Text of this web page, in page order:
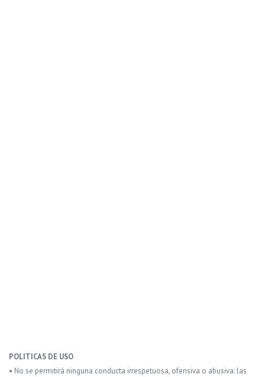
POLITICAS DE USO
• No se permitirá ninguna conducta irrespetuosa, ofensiva o abusiva: las